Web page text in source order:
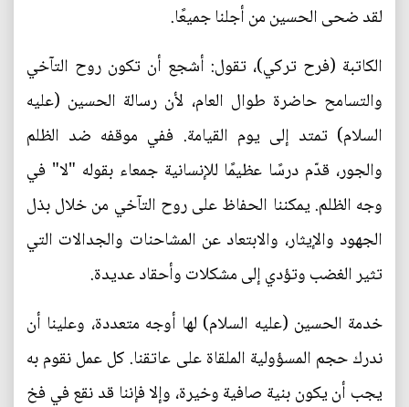
لقد ضحى الحسين من أجلنا جميعًا.
الكاتبة (فرح تركي)، تقول: أشجع أن تكون روح التآخي
والتسامح حاضرة طوال العام، لأن رسالة الحسين (عليه
السلام) تمتد إلى يوم القيامة. ففي موقفه ضد الظلم
والجور، قدّم درسًا عظيمًا للإنسانية جمعاء بقوله "لا" في
وجه الظلم. يمكننا الحفاظ على روح التآخي من خلال بذل
الجهود والإيثار، والابتعاد عن المشاحنات والجدالات التي
تثير الغضب وتؤدي إلى مشكلات وأحقاد عديدة.
خدمة الحسين (عليه السلام) لها أوجه متعددة، وعلينا أن
ندرك حجم المسؤولية الملقاة على عاتقنا. كل عمل نقوم به
يجب أن يكون بنية صافية وخيرة، وإلا فإننا قد نقع في فخ